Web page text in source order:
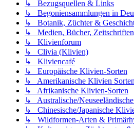
↳ Bezugsquellen & Links
↳ Begoniensammlungen in
↳ Botanik, Züchter &
↳ Medien, Bücher,
↳ Klivienforum
↳ Clivia (Klivien)
↳ Kliviencafé
↳ Europäische Klivien-Sorten
↳ Amerikanische Klivien Sorten
↳ Afrikanische Klivien-Sorten
↳ Australische/
↳ Chinesische/Japanische
↳ Wildformen-Arten &